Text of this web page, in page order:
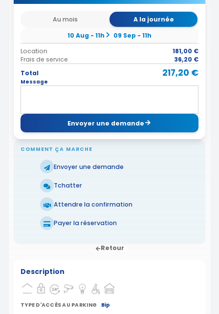
Au mois
A la journée
10 Aug - 11h
09 Sep - 11h
Location
181,00 €
Frais de service
36,20 €
Total
217,20 €
Message
Envoyer une demande
COMMENT ÇA MARCHE
Envoyer une demande
Tchatter
Attendre la confirmation
Payer la réservation
Retour
Description
TYPE D'ACCÈS AU PARKING Bip